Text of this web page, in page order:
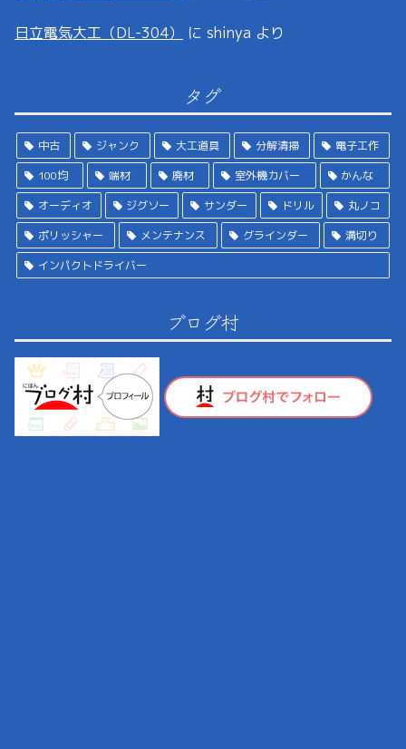
日立電気大工（DL-304） に shinya より
タグ
中古 ジャンク 大工道具 分解清掃
電子工作
100均
端材 廃材 室外機カバー
かんな
オーディオ
ジグソー サンダー ドリル
丸ノコ
ポリッシャー
メンテナンス グラインダー
溝切り
インパクトドライバー
ブログ村